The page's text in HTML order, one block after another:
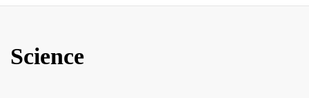
Science